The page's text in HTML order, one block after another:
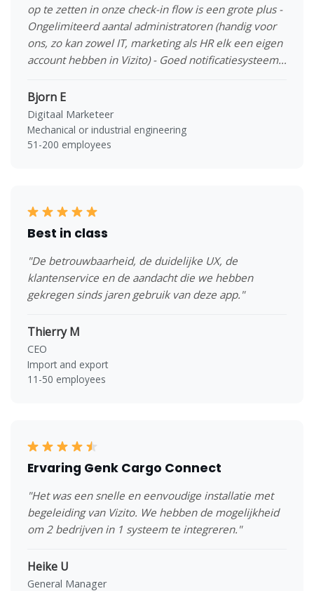
op te zetten in onze check-in flow is een grote plus -
Ongelimiteerd aantal administratoren (handig voor
ons, zo kan zowel IT, marketing als HR elk een eigen
account hebben in Vizito) - Goed notificatiesysteem -
bezoekersregistratie in dashboard"
Bjorn E
Digitaal Marketeer
Mechanical or industrial engineering
51-200 employees
Best in class
"De betrouwbaarheid, de duidelijke UX, de
klantenservice en de aandacht die we hebben
gekregen sinds jaren gebruik van deze app."
Thierry M
CEO
Import and export
11-50 employees
Ervaring Genk Cargo Connect
"Het was een snelle en eenvoudige installatie met
begeleiding van Vizito. We hebben de mogelijkheid
om 2 bedrijven in 1 systeem te integreren."
Heike U
General Manager